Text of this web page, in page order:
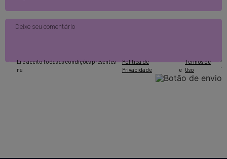
Li e aceito todas as condições presentes
na
Política de
Privacidade
e
Termos de
Uso